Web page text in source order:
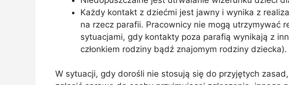
Każdy kontakt z dziećmi jest jawny i wynika z
na rzecz parafii. Pracownicy nie mogą utrzymywać
sytuacjami, gdy kontakty poza parafią wynikają z
członkiem rodziny bądź znajomym rodziny dziecka).
W sytuacji, gdy dorośli nie stosują się do przyjętych